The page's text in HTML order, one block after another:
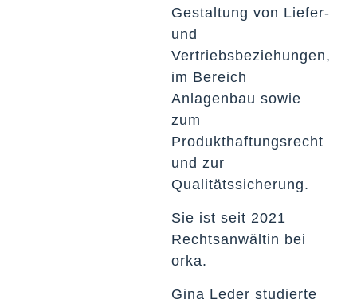
Gestaltung von Liefer-
und
Vertriebsbeziehungen,
im Bereich
Anlagenbau sowie
zum
Produkthaftungsrecht
und zur
Qualitätssicherung.
Sie ist seit 2021
Rechtsanwältin bei
orka.
Gina Leder studierte